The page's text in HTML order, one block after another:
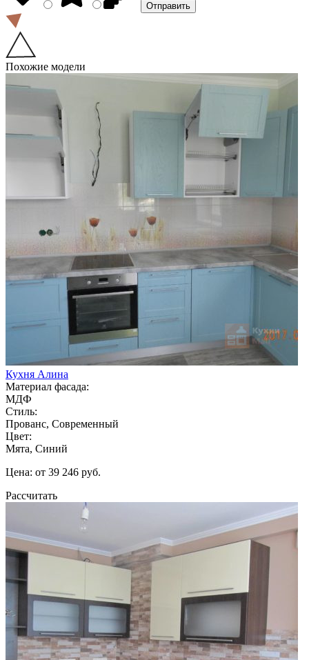
Похожие модели
Кухня Алина
Материал фасада:
МДФ
Стиль:
Прованс, Современный
Цвет:
Мята, Синий
Цена: от 39 246 руб.
Рассчитать